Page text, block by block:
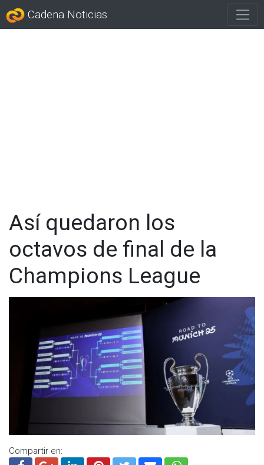
Cadena Noticias
Así quedaron los
octavos de final de la
Champions League
Compartir en: